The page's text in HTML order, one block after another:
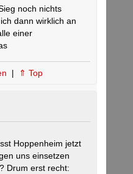
noch nichts
dann wirklich an
einer
| ⇑ Top
Hoppenheim jetzt
uns einsetzen
Drum erst recht: